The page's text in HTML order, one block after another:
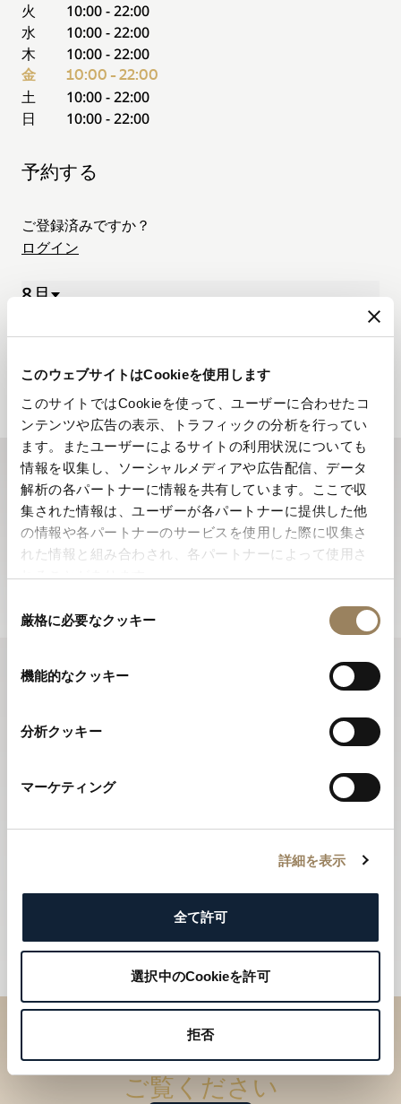
このウェブサイトはCookieを使用します
このサイトではCookieを使って、ユーザーに合わせたコ
ンテンツや広告の表示、トラフィックの分析を行ってい
ます。またユーザーによるサイトの利用状況についても
情報を収集し、ソーシャルメディアや広告配信、データ
解析の各パートナーに情報を共有しています。ここで収
集された情報は、ユーザーが各パートナーに提供した他
の情報や各パートナーのサービスを使用した際に収集さ
れた情報と組み合わされ、各パートナーによって使用さ
れることがあります。
厳格に必要なクッキー
機能的なクッキー
分析クッキー
マーケティング
詳細を表示
全て許可
選択中のCookieを許可
拒否
火
10:00 - 22:00
水
10:00 - 22:00
木
10:00 - 22:00
金 10:00 - 22:00
土
10:00 - 22:00
日
10:00 - 22:00
予約する
ご登録済みですか？
ログイン
8月
03 04 05 06 07
ニュースレターに登録する
ブレゲのニュースレターでは、年間を通じてブレゲの最
新ニュースをお届けします。
ニュースレターに登録する
ブティックでコレクションを
ご覧ください